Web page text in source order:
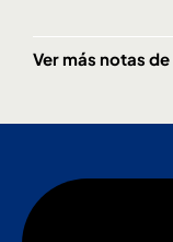
Ver más notas de